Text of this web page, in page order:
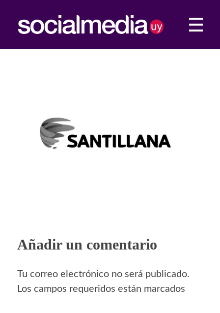
Social Media UY
Construimos tu presencia Web
Añadir un comentario
Tu correo electrónico no será publicado.
Los campos requeridos están marcados